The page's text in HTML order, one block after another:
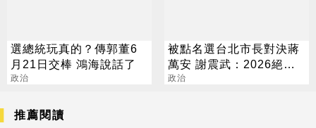
選總統玩真的？傳郭董6
月21日交棒 鴻海說話了
政治
被點名選台北市長對決蔣
萬安 謝震武：2026絕不
缺席
政治
推薦閱讀